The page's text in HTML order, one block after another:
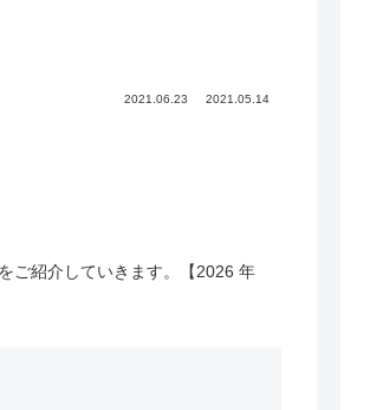
2021.06.23 2021.05.14
ご紹介していきます。【2026 年